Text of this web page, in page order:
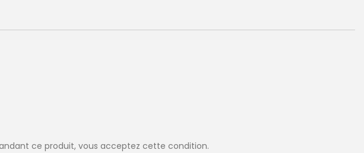
ce produit, vous acceptez cette condition.